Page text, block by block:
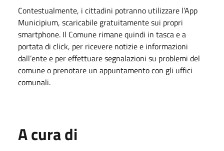
Contestualmente, i cittadini potranno utilizzare l’App
Municipium, scaricabile gratuitamente sui propri
smartphone. Il Comune rimane quindi in tasca e a
portata di click, per ricevere notizie e informazioni
dall’ente e per effettuare segnalazioni su problemi del
comune o prenotare un appuntamento con gli uffici
comunali.
A cura di